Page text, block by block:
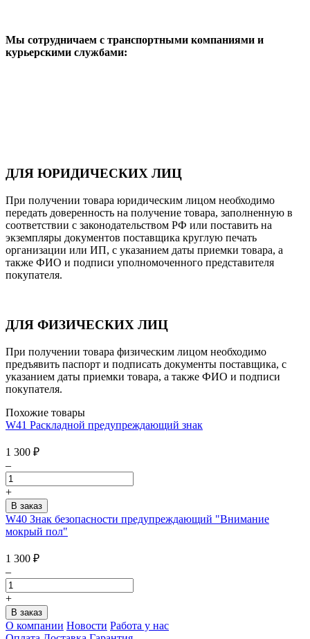
Мы сотрудничаем с транспортными компаниями и
курьерскими службами:
ДЛЯ ЮРИДИЧЕСКИХ ЛИЦ
При получении товара юридическим лицом необходимо
передать доверенность на получение товара, заполненную в
соответствии с законодательством РФ или поставить на
экземпляры документов поставщика круглую печать
организации или ИП, с указанием даты приемки товара, а
также ФИО и подписи уполномоченного представителя
покупателя.
ДЛЯ ФИЗИЧЕСКИХ ЛИЦ
При получении товара физическим лицом необходимо
предъявить паспорт и подписать документы поставщика, с
указанием даты приемки товара, а также ФИО и подписи
покупателя.
Похожие товары
W41 Раскладной предупреждающий знак
1 300 ₽
–
+
W40 Знак безопасности предупреждающий "Внимание
мокрый пол"
1 300 ₽
–
+
О компании Новости Работа у нас